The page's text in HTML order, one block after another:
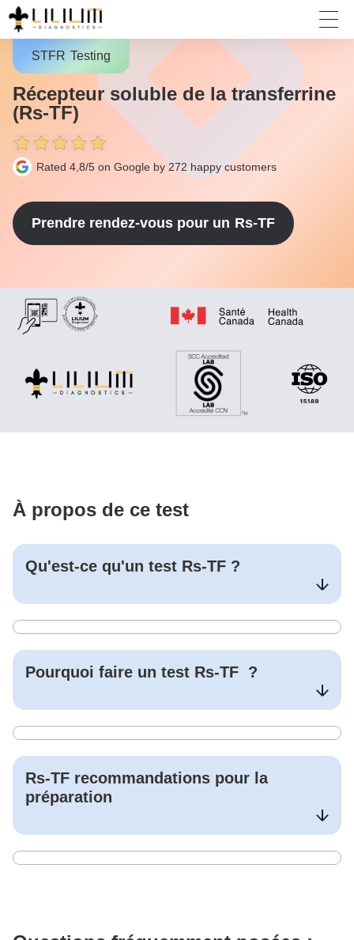
STFR Testing
Récepteur soluble de la transferrine
(Rs-TF)
Rated 4,8/5 on Google by 272 happy customers
Prendre rendez-vous pour un Rs-TF
À propos de ce test
Qu'est-ce qu'un test Rs-TF ?
Pourquoi faire un test Rs-TF ?
Rs-TF recommandations pour la
préparation